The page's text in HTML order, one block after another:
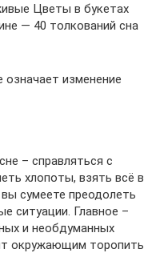
Цветы в букетах
— 40 толкований сна
означает изменение
– справляться с
хлопоты, взять всё в
сумеете преодолеть
ситуации. Главное –
и необдуманных
окружающим торопить